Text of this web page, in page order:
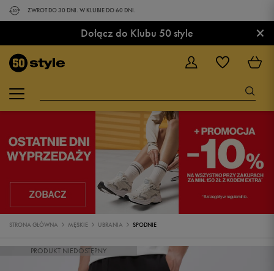
ZWROT DO 30 DNI. W KLUBIE DO 60 DNI.
Dołącz do Klubu 50 style ×
STRONA GŁÓWNA MĘSKIE UBRANIA SPODNIE
PRODUKT NIEDOSTĘPNY